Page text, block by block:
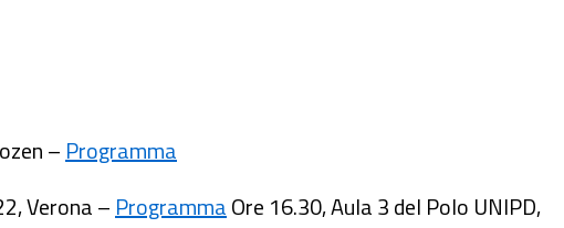
– Programma
Verona – ProgrammaOre 16.30, Aula 3 del Polo UNIPD,